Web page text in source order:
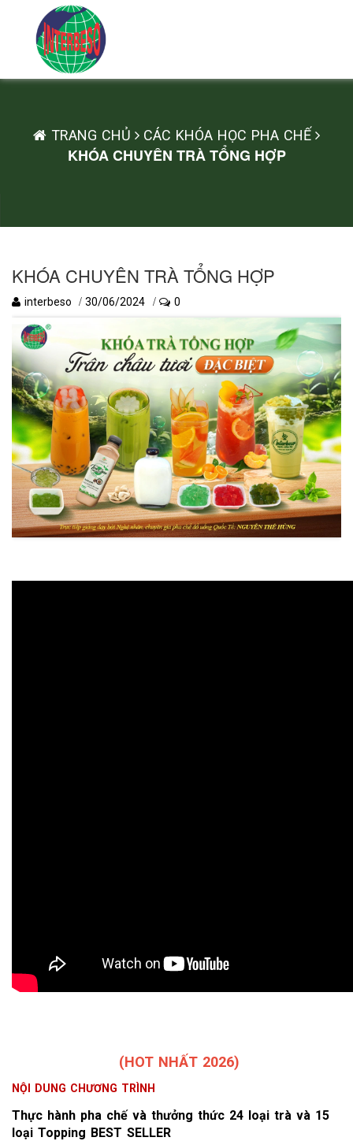
TRANG CHỦ CÁC KHÓA HỌC PHA CHẾ
KHÓA CHUYÊN TRÀ TỔNG HỢP
KHÓA CHUYÊN TRÀ TỔNG HỢP
interbeso / 30/06/2024 / 0
(HOT NHẤT 2026)
NỘI DUNG CHƯƠNG TRÌNH
Thực hành pha chế và thưởng thức 24 loại trà và 15
loại Topping BEST SELLER